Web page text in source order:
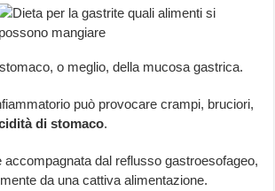
o meglio, della mucosa gastrica.
può provocare crampi, bruciori,
di stomaco.
accompagnata dal reflusso gastroesofageo,
da una cattiva alimentazione.